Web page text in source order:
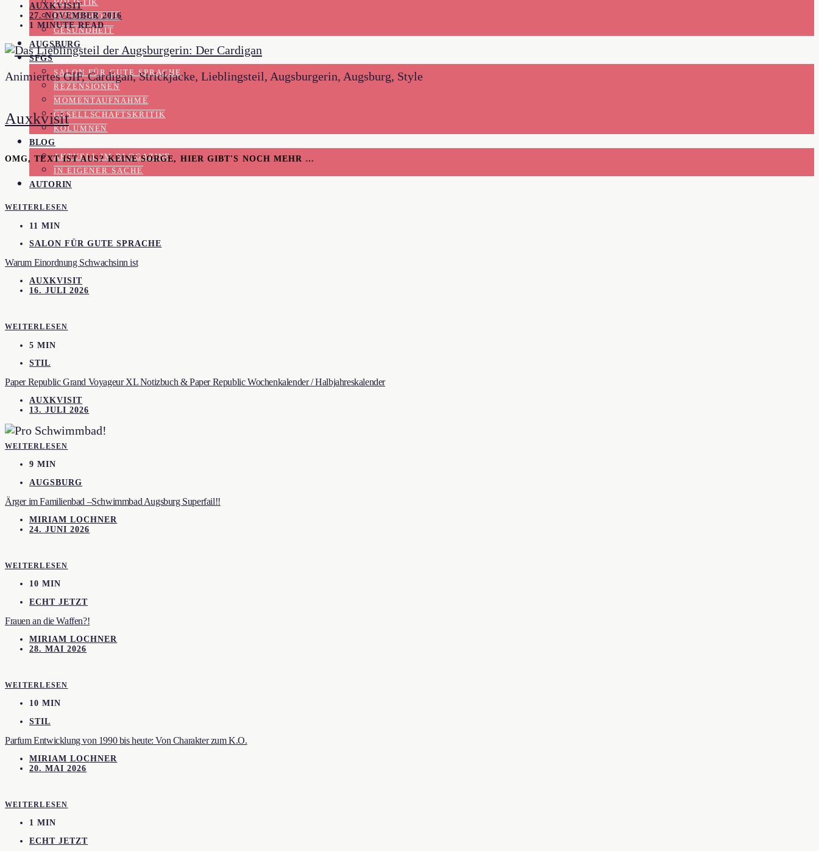
HOLISTIK
PSYCHOLOGIE
GESUNDHEIT
AUGSBURG
SFGS
SALON FÜR GUTE SPRACHE
REZENSIONEN
MOMENTAUFNAHME
GESELLSCHAFTSKRITIK
KOLUMNEN
BLOG
AKTUELL IM BLOGAZINE
IN EIGENER SACHE
AUTORIN
AUXKVISIT
27. NOVEMBER 2016
1 MINUTE READ
Animiertes GIF, Cardigan, Strickjacke, Lieblingsteil, Augsburgerin, Augsburg, Style
Auxkvisit
OMG, TEXT IST AUS? KEINE SORGE, HIER GIBT'S NOCH MEHR …
WEITERLESEN
11 MIN
SALON FÜR GUTE SPRACHE
Warum Einordnung Schwachsinn ist
AUXKVISIT
16. JULI 2026
WEITERLESEN
5 MIN
STIL
Paper Republic Grand Voyageur XL Notizbuch & Paper Republic Wochenkalender / Halbjahreskalender
AUXKVISIT
13. JULI 2026
WEITERLESEN
9 MIN
AUGSBURG
Ärger im Familienbad –Schwimmbad Augsburg Superfail!!
MIRIAM LOCHNER
24. JUNI 2026
WEITERLESEN
10 MIN
ECHT JETZT
Frauen an die Waffen?!
MIRIAM LOCHNER
28. MAI 2026
WEITERLESEN
10 MIN
STIL
Parfum Entwicklung von 1990 bis heute: Von Charakter zum K.O.
MIRIAM LOCHNER
20. MAI 2026
WEITERLESEN
1 MIN
ECHT JETZT